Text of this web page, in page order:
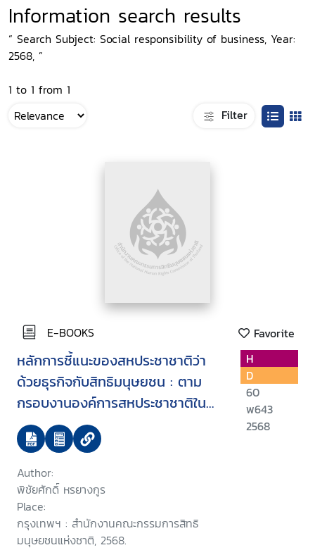
Information search results
“ Search Subject: Social responsibility of business, Year:
2568, ”
1 to 1 from 1
Filter
E-BOOKS Favorite
หลักการชี้แนะของสหประชาชาติว่า
ด้วยธุรกิจกับสิทธิมนุษยชน : ตาม
กรอบงานองค์การสหประชาชาติใน
การคุ้มครอง เคารพ และเยียวยา
Author:
พิชัยศักดิ์ หรยางกูร
Place:
กรุงเทพฯ : สำนักงานคณะกรรมการสิทธิ
มนุษยชนแห่งชาติ, 2568.
H
D
60
พ643
2568